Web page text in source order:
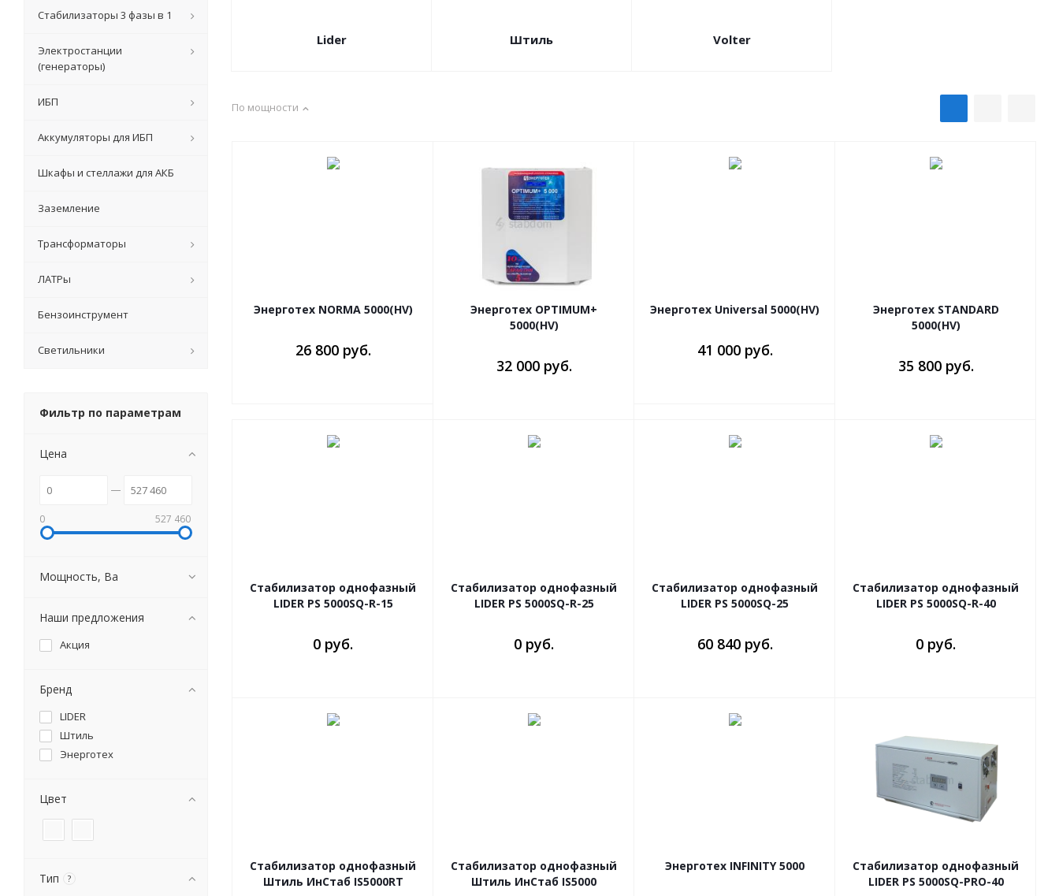
Lider Штиль Volter
По мощности
Энерготех NORMA 5000(HV)
26 800 руб.
Энерготех OPTIMUM+
5000(HV)
32 000 руб.
Энерготех Universal 5000(HV)
41 000 руб.
Энерготех STANDARD
5000(HV)
35 800 руб.
Стабилизатор однофазный
LIDER PS 5000SQ-R-15
0 руб.
Стабилизатор однофазный
LIDER PS 5000SQ-R-25
0 руб.
Стабилизатор однофазный
LIDER PS 5000SQ-25
60 840 руб.
Стабилизатор однофазный
LIDER PS 5000SQ-R-40
0 руб.
Стабилизатор однофазный
Штиль ИнСтаб IS5000RT
Стабилизатор однофазный
Штиль ИнСтаб IS5000
Энерготех INFINITY 5000
Стабилизатор однофазный
LIDER PS 5000SQ-PRO-40
Стабилизаторы 3 фазы в 1
Электростанции
(генераторы)
ИБП
Аккумуляторы для ИБП
Шкафы и стеллажи для АКБ
Заземление
Трансформаторы
ЛАТРы
Бензоинструмент
Светильники
Фильтр по параметрам
Цена
0 527 460
Мощность, Ва
Наши предложения
Акция
Бренд
LIDER
Штиль
Энерготех
Цвет
Тип ?